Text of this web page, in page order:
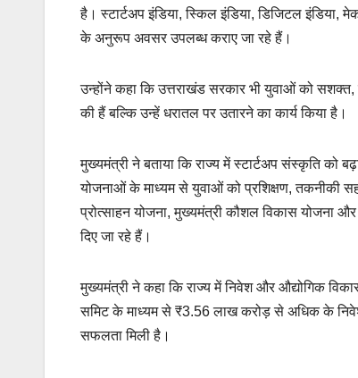
है। स्टार्टअप इंडिया, स्किल इंडिया, डिजिटल इंडिया,
के अनुरूप अवसर उपलब्ध कराए जा रहे हैं।
उन्होंने कहा कि उत्तराखंड सरकार भी युवाओं को सशक्त,
की हैं बल्कि उन्हें धरातल पर उतारने का कार्य किया है।
मुख्यमंत्री ने बताया कि राज्य में स्टार्टअप संस्कृति को
योजनाओं के माध्यम से युवाओं को प्रशिक्षण, तकनीकी
प्रोत्साहन योजना, मुख्यमंत्री कौशल विकास योजना
दिए जा रहे हैं।
मुख्यमंत्री ने कहा कि राज्य में निवेश और औद्योगिक
समिट के माध्यम से ₹3.56 लाख करोड़ से अधिक के
सफलता मिली है।